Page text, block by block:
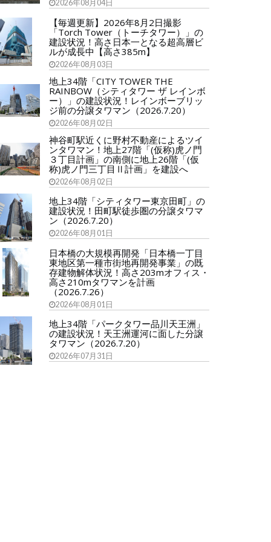
2026年08月04日
【毎週更新】2026年8月2日撮影
「Torch Tower（トーチタワー）」の
建設状況！高さ日本一となる超高層ビ
ルが成長中【高さ385m】
2026年08月03日
地上34階「CITY TOWER THE
RAINBOW（シティタワー ザ レインボ
ー）」の建設状況！レインボーブリッ
ジ前の分譲タワマン（2026.7.20）
2026年08月02日
神谷町駅近くに野村不動産によるツイ
ンタワマン！地上27階「(仮称)虎ノ門
３丁目計画」の南側に地上26階「(仮
称)虎ノ門三丁目Ⅱ計画」を建設へ
2026年08月02日
地上34階「シティタワー東京田町」の
建設状況！田町駅徒歩圏の分譲タワマ
ン（2026.7.20）
2026年08月01日
日本橋の大規模再開発「日本橋一丁目
東地区第一種市街地再開発事業」の既
存建物解体状況！高さ203mオフィス・
高さ210mタワマンを計画
（2026.7.26）
2026年08月01日
地上34階「パークタワー品川天王洲」
の建設状況！天王洲運河に面した分譲
タワマン（2026.7.20）
2026年07月31日